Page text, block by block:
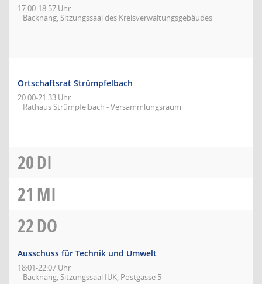
17:00-18:57 Uhr
Backnang, Sitzungssaal des Kreisverwaltungsgebäudes
Ortschaftsrat Strümpfelbach
20:00-21:33 Uhr
Rathaus Strümpfelbach - Versammlungsraum
20DI
21 MI
22DO
Ausschuss für Technik und Umwelt
18:01-22:07 Uhr
Backnang, Sitzungssaal IUK, Postgasse 5